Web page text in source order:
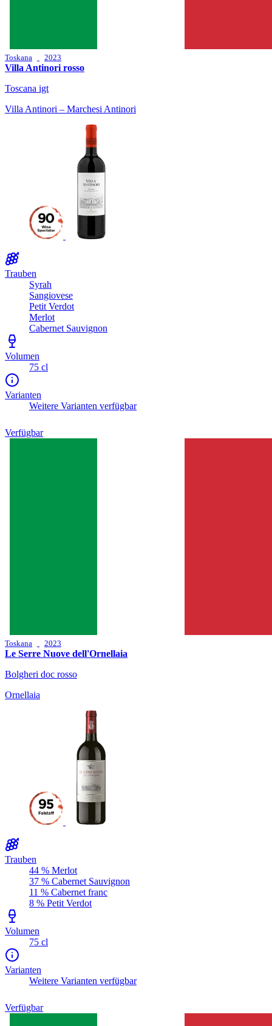
Toskana 2023
Villa Antinori rosso
Toscana igt
Villa Antinori – Marchesi Antinori
Trauben
Syrah
Sangiovese
Petit Verdot
Merlot
Cabernet Sauvignon
Volumen
75 cl
Varianten
Weitere Varianten verfügbar
Verfügbar
Toskana 2023
Le Serre Nuove dell'Ornellaia
Bolgheri doc rosso
Ornellaia
Trauben
44 % Merlot
37 % Cabernet Sauvignon
11 % Cabernet franc
8 % Petit Verdot
Volumen
75 cl
Varianten
Weitere Varianten verfügbar
Verfügbar